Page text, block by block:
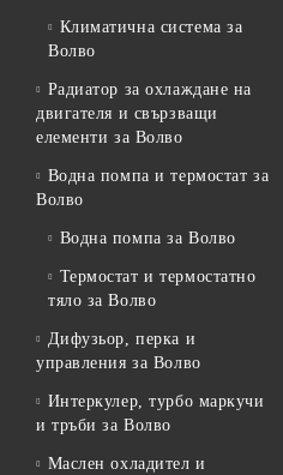
Климатична система за
Волво
Радиатор за охлаждане на
двигателя и свързващи
елементи за Волво
Водна помпа и термостат за
Волво
Водна помпа за Волво
Термостат и термостатно
тяло за Волво
Дифузьор, перка и
управления за Волво
Интеркулер, турбо маркучи
и тръби за Волво
Маслен охладител и